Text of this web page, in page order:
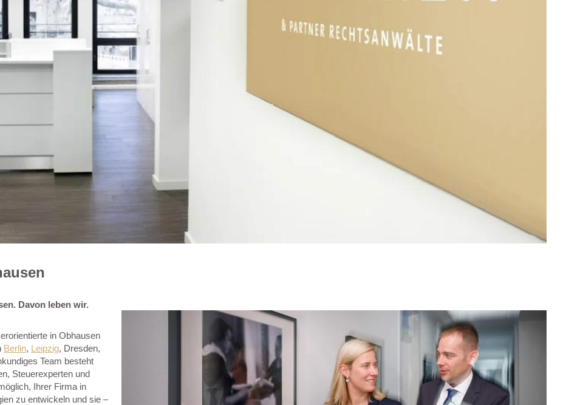
Davon leben wir.
in Obhausen
Berlin, Leipzig, Dresden,
Team besteht
Steuerexperten und
Ihrer Firma in
zu entwickeln und sie –